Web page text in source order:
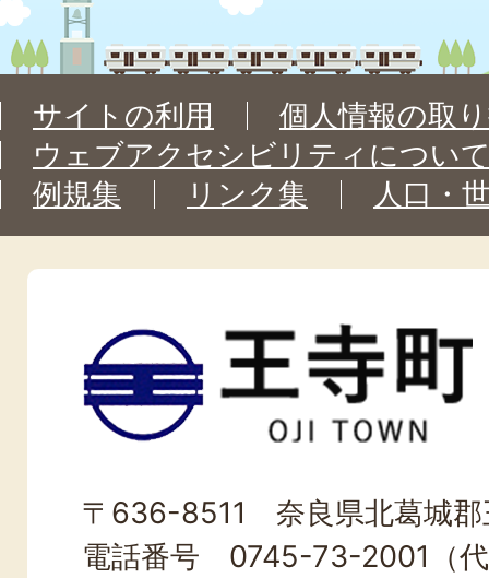
サイトの利用
個人情報の取
ウェブアクセシビリティについ
例規集
リンク集 人口・
王
寺
町
TOWN
〒636-8511 奈良県北葛城郡
電話番号 0745-73-2001（